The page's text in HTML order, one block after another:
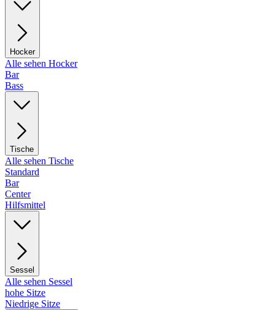
Hocker
Alle sehen Hocker
Bar
Bass
Tische
Alle sehen Tische
Standard
Bar
Center
Hilfsmittel
Sessel
Alle sehen Sessel
hohe Sitze
Niedrige Sitze